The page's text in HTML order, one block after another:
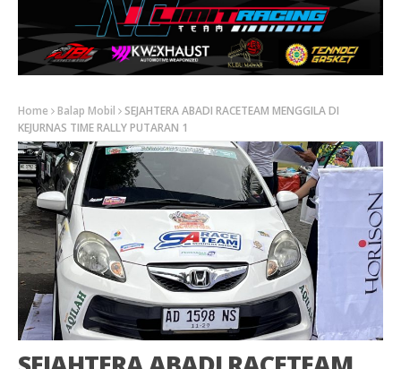
Home Balap Mobil
SEJAHTERA ABADI RACETEAM MENGGILA DI
KEJURNAS TIME RALLY PUTARAN 1